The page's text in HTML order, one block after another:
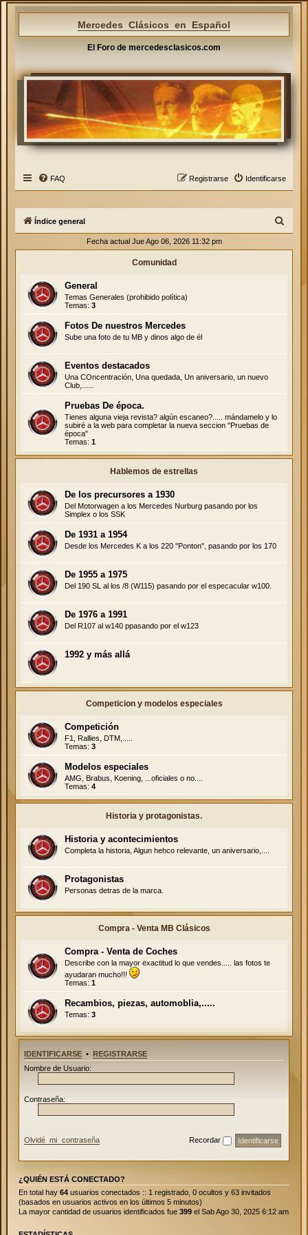
Mercedes Clásicos en Español
El Foro de mercedesclasicos.com
FAQ Identificarse
Registrarse
Índice general
Fecha actual Jue Ago 06, 2026 11:32 pm
Comunidad
General
Temas Generales (prohibido política)
Temas: 3
Fotos De nuestros Mercedes
Sube una foto de tu MB y dinos algo de él
Eventos destacados
Una COncentración, Una quedada, Un aniversario, un nuevo
Club,......
Pruebas De época.
Tienes alguna vieja revista? algún escaneo?..... mándamelo y lo
subiré a la web para completar la nueva seccion "Pruebas de
época"
Temas: 1
Hablemos de estrellas
De los precursores a 1930
Del Motorwagen a los Mercedes Nurburg pasando por los
Simplex o los SSK
De 1931 a 1954
Desde los Mercedes K a los 220 "Ponton", pasando por los 170
De 1955 a 1975
Del 190 SL al los /8 (W115) pasando por el especacular w100.
De 1976 a 1991
Del R107 al w140 ppasando por el w123
1992 y más allá
Competicion y modelos especiales
Competición
F1, Rallies, DTM,.....
Temas: 3
Modelos especiales
AMG, Brabus, Koening, ...oficiales o no....
Temas: 4
Historia y protagonistas.
Historia y acontecimientos
Completa la historia, Algun hehco relevante, un aniversario,....
Protagonistas
Personas detras de la marca.
Compra - Venta MB Clásicos
Compra - Venta de Coches
Describe con la mayor exactitud lo que vendes..... las fotos te
ayudaran mucho!!!
Temas: 1
Recambios, piezas, automoblia,.....
Temas: 3
IDENTIFICARSE • REGISTRARSE
Nombre de Usuario:
Contraseña:
Olvidé mi contraseña Recordar
¿QUIÉN ESTÁ CONECTADO?
En total hay 64 usuarios conectados :: 1 registrado, 0 ocultos y 63 invitados
(basados en usuarios activos en los últimos 5 minutos)
La mayor cantidad de usuarios identificados fue 399 el Sab Ago 30, 2025 6:12 am